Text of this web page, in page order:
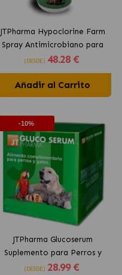
JTPharma Hypoclorine Farm
Spray Antimicrobiano para
Todos los Animales
(DESDE) 48.28 €
Añadir al Carrito
-10%
JTPharma Glucoserum
Suplemento para Perros y
Gatos Prevención de
(DESDE) 28.99 €